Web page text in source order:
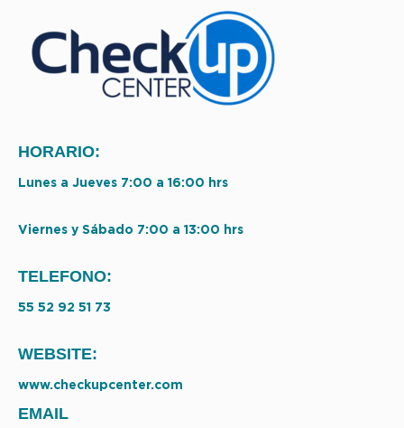
HORARIO:
Lunes a Jueves 7:00 a 16:00 hrs
Viernes y Sábado 7:00 a 13:00 hrs
TELEFONO:
55 52 92 51 73
WEBSITE:
www.checkupcenter.com
EMAIL